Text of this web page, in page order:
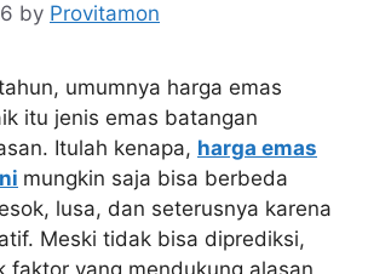
by Provitamon
umumnya harga emas
itu jenis emas batangan
Itulah kenapa, harga emas
mungkin saja bisa berbeda
lusa, dan seterusnya karena
Meski tidak bisa diprediksi,